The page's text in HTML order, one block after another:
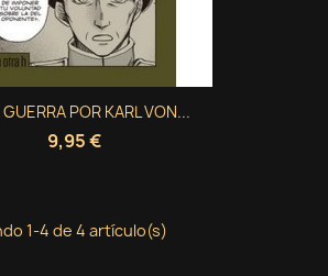
GUERRA POR KARL VON...
9,95 €
Vista rápida
1-4 de 4 artículo(s)